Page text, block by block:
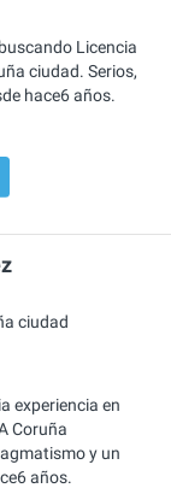
Licencia
ciudad. Serios,
hace6 años.
ciudad
experiencia en
Coruña
y un
años.